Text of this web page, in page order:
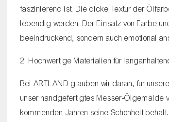
faszinierend ist. Die dicke Textur der
lebendig werden. Der Einsatz von Farbe
beeindruckend, sondern auch emotional
2. Hochwertige Materialien für
Bei ARTLAND glauben wir daran, für
unser handgefertigtes Messer-Ölgemälde
kommenden Jahren seine Schönheit